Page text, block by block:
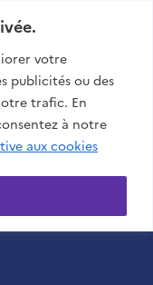
votre
publicités ou des
trafic. En
à notre
aux cookies